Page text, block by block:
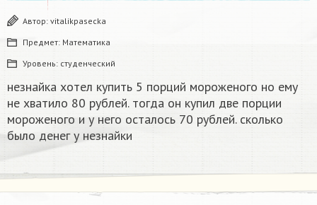
Автор: vitalikpasecka
Предмет: Математика
Уровень: студенческий
незнайка хотел купить 5 порций мороженого но ему
не хватило 80 рублей. тогда он купил две порции
мороженого и у него осталось 70 рублей. сколько
было денег у незнайки